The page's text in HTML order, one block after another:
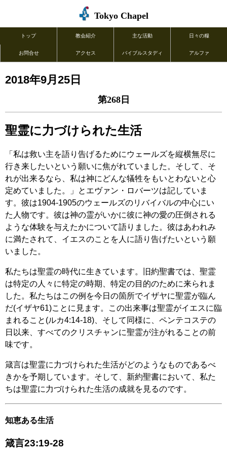
Tokyo Chapel
トップ 教会紹介 主な活動 日々の糧
お問合せ アクセス バイブルスタディ アルファ
2018年9月25日
第268日
聖霊に力づけられた生活
「私は救い主を語り告げるためにウェールズを縦横無尽に
行き来したいという願いに焦がれていました。そして、そ
れが出来るなら、私は神にどんな犠牲をもいとわないと心
定めていました。」とエヴァン・ロバーツは記していま
す。彼は1904-1905のウェールズのリバイバルの中心にい
た人物です。彼は神の霊がいかに彼に神の愛の圧倒される
ような体験を与えたかについて語りました。彼はあわれみ
に満たされて、イエスのことを人に語り告げたいという願
いました。
私たちは聖霊の時代に生きています。旧約聖書では、聖霊
は特定の人々に特定の時期、特定の目的のために来られま
した。私たちはこの例を今日の箇所でイザヤに聖霊が臨ん
だ(イザヤ61)ことに見ます。この出来事は聖霊がイエスに臨
まれること(ルカ4:14-18)、そして同様に、ペンテコステの
日以来、すべてのクリスチャンに聖霊が注がれることの前
味です。
箴言は聖霊に力づけられた生活がどのようなものであるべ
きかを予期しています。そして、新約聖書において、私た
ちは聖霊に力づけられた生活の成就を見るのです。
知恵ある生活
箴言23:19-28